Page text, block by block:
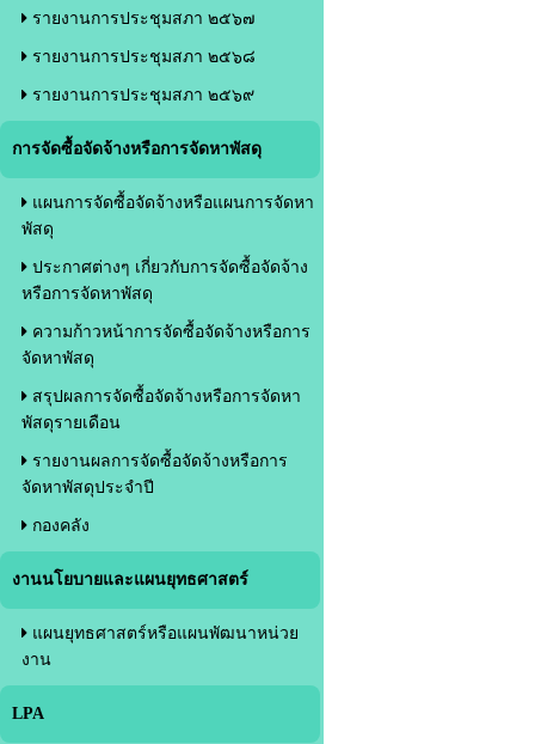
รายงานการประชุมสภา ๒๕๖๗
รายงานการประชุมสภา ๒๕๖๘
รายงานการประชุมสภา ๒๕๖๙
การจัดซื้อจัดจ้างหรือการจัดหาพัสดุ
แผนการจัดซื้อจัดจ้างหรือแผนการจัดหา
พัสดุ
ประกาศต่างๆ เกี่ยวกับการจัดซื้อจัดจ้าง
หรือการจัดหาพัสดุ
ความก้าวหน้าการจัดซื้อจัดจ้างหรือการ
จัดหาพัสดุ
สรุปผลการจัดซื้อจัดจ้างหรือการจัดหา
พัสดุรายเดือน
รายงานผลการจัดซื้อจัดจ้างหรือการ
จัดหาพัสดุประจำปี
กองคลัง
งานนโยบายและแผนยุทธศาสตร์
แผนยุทธศาสตร์หรือแผนพัฒนาหน่วย
งาน
LPA